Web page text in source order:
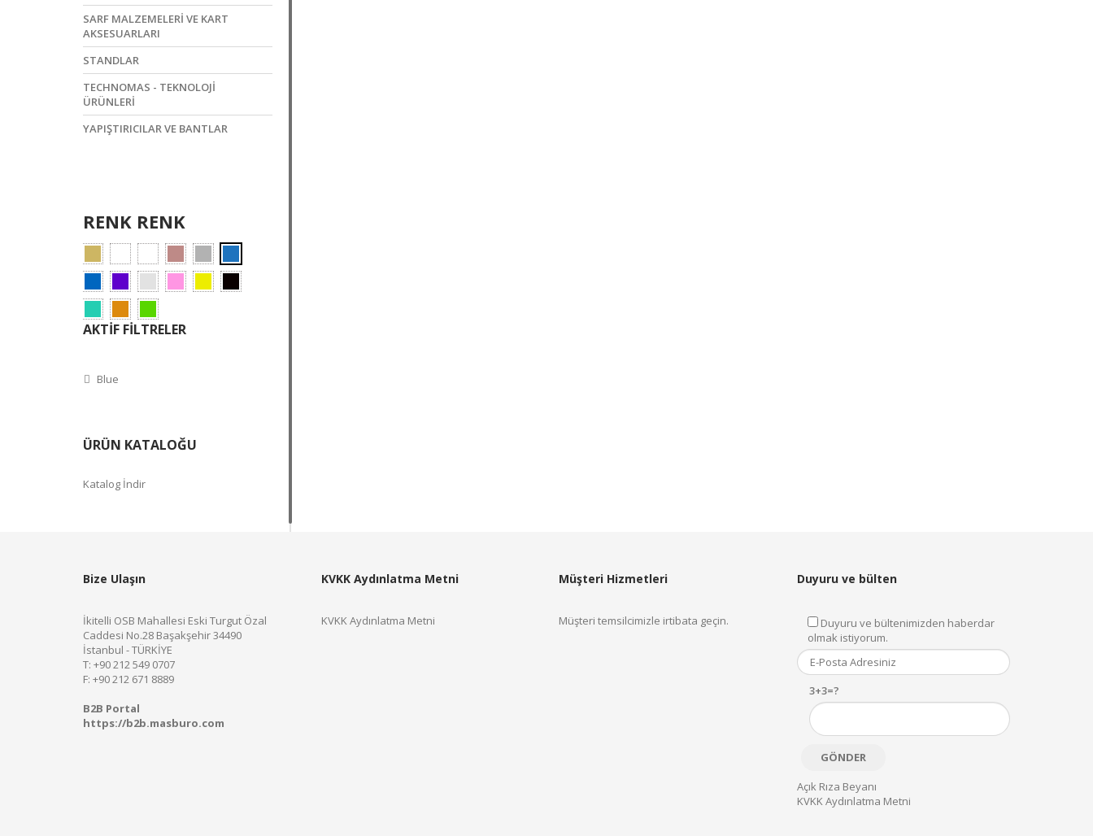
SARF MALZEMELERI VE KART
AKSESUARLARI
STANDLAR
TECHNOMAS - TEKNOLOJI
ÜRÜNLERI
YAPIŞTIRICILAR VE BANTLAR
RENK RENK
AKTIF FILTRELER
Blue
ÜRÜN KATALOĞU
Katalog İndir
Bize Ulaşın
İkitelli OSB Mahallesi Eski Turgut Özal
Caddesi No.28 Başakşehir 34490
İstanbul - TÜRKİYE
T: +90 212 549 0707
F: +90 212 671 8889
B2B Portal
https://b2b.masburo.com
KVKK Aydınlatma Metni
KVKK Aydınlatma Metni
Müşteri Hizmetleri
Müşteri temsilcimizle irtibata geçin.
Duyuru ve bülten
Duyuru ve bültenimizden haberdar
olmak istiyorum.
3+3=?
Açık Rıza Beyanı
KVKK Aydınlatma Metni